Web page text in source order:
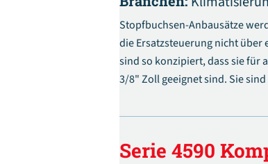
Stopfbuchsen-Anbausätze
die Ersatzsteuerung nicht
sind so konzipiert, dass sie für
3/8" Zoll geeignet sind. Sie
Serie 4590